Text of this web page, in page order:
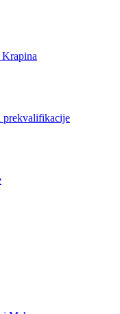
prekvalifikacije